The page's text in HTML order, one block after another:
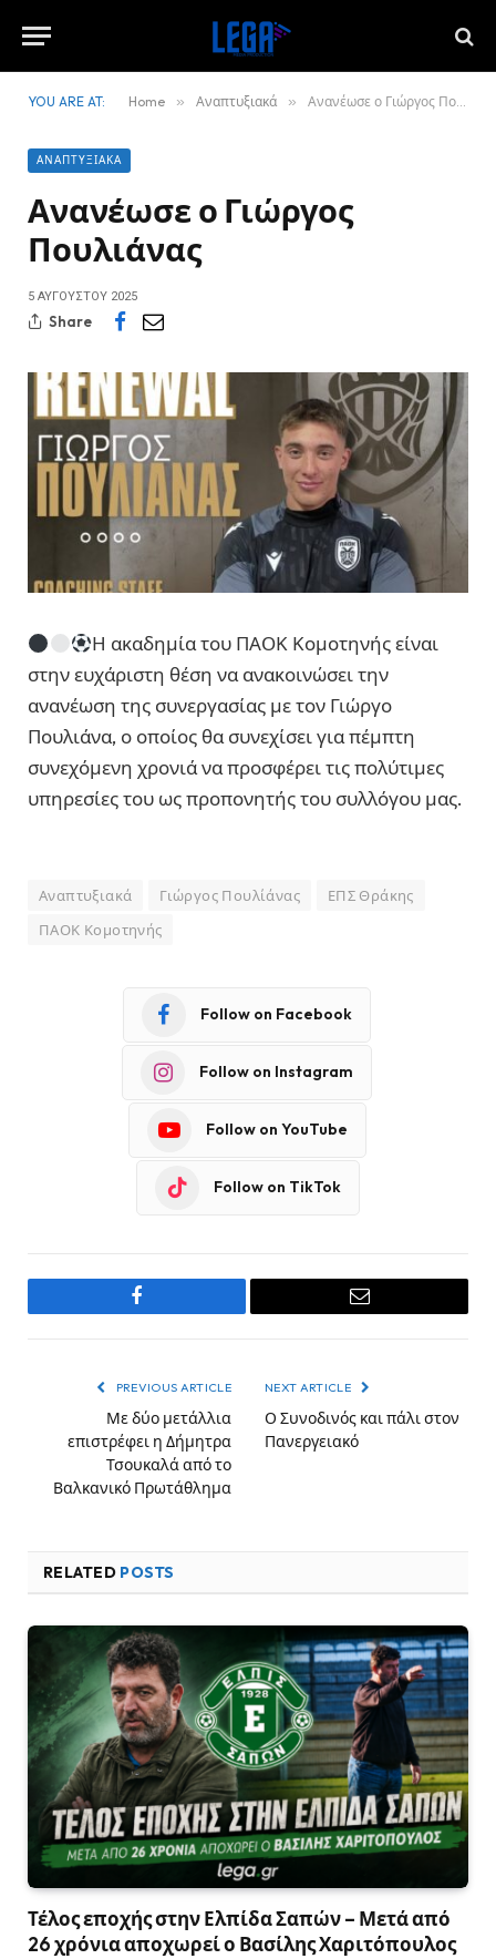
YOU ARE AT: Home » Αναπτυξιακά » Ανανέωσε ο Γιώργος Πουλιάνας
ΑΝΑΠΤΥΞΙΑΚΆ
Ανανέωσε ο Γιώργος
Πουλιάνας
5 ΑΥΓΟΎΣΤΟΥ 2025
Share
Η ακαδημία του ΠΑΟΚ Κομοτηνής είναι
στην ευχάριστη θέση να ανακοινώσει την
ανανέωση της συνεργασίας με τον Γιώργο
Πουλιάνα, ο οποίος θα συνεχίσει για πέμπτη
συνεχόμενη χρονιά να προσφέρει τις πολύτιμες
υπηρεσίες του ως προπονητής του συλλόγου μας.
Αναπτυξιακά Γιώργος Πουλίάνας
ΕΠΣ Θράκης
ΠΑΟΚ Κομοτηνής
Follow on Facebook
Follow on Instagram
Follow on YouTube
Follow on TikTok
Facebook Email
PREVIOUS ARTICLE
Με δύο μετάλλια
επιστρέφει η Δήμητρα
Τσουκαλά από το
Βαλκανικό Πρωτάθλημα
NEXT ARTICLE
Ο Συνοδινός και πάλι στον
Πανεργειακό
RELATED POSTS
Τέλος εποχής στην Ελπίδα Σαπών – Μετά από
26 χρόνια αποχωρεί ο Βασίλης Χαριτόπουλος